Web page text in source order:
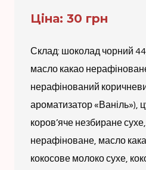
Ціна: 30 грн
Склад: шоколад чорний
масло какао
нерафінований
ароматизатор «Ваніль»),
коров’яче незбиране
нерафіноване, масло
кокосове молоко сухе,